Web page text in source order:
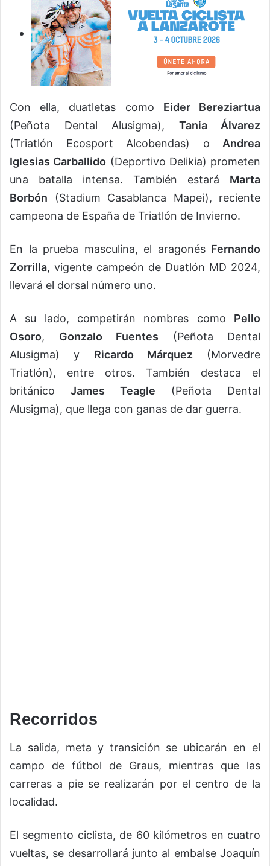
Con ella, duatletas como Eider Bereziartua
(Peñota Dental Alusigma), Tania Álvarez
(Triatlón Ecosport Alcobendas) o Andrea
Iglesias Carballido (Deportivo Delikia) prometen
una batalla intensa. También estará Marta
Borbón (Stadium Casablanca Mapei), reciente
campeona de España de Triatlón de Invierno.
En la prueba masculina, el aragonés Fernando
Zorrilla, vigente campeón de Duatlón MD 2024,
llevará el dorsal número uno.
A su lado, competirán nombres como Pello
Osoro, Gonzalo Fuentes (Peñota Dental
Alusigma) y Ricardo Márquez (Morvedre
Triatlón), entre otros. También destaca el
británico James Teagle (Peñota Dental
Alusigma), que llega con ganas de dar guerra.
Recorridos
La salida, meta y transición se ubicarán en el
campo de fútbol de Graus, mientras que las
carreras a pie se realizarán por el centro de la
localidad.
El segmento ciclista, de 60 kilómetros en cuatro
vueltas, se desarrollará junto al embalse Joaquín